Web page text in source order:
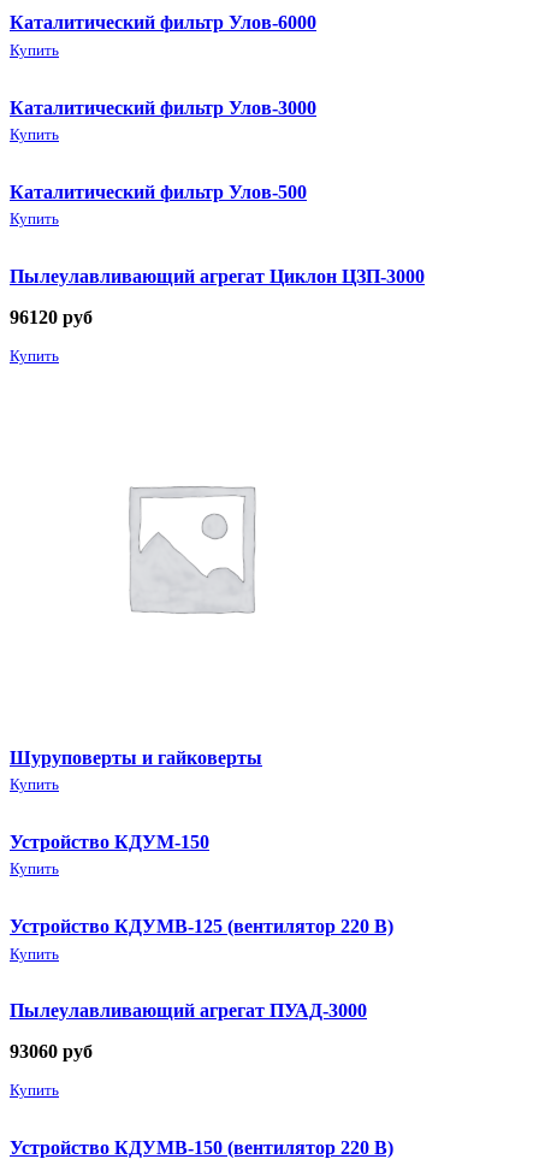
Каталитический фильтр Улов-6000
Купить
Каталитический фильтр Улов-3000
Купить
Каталитический фильтр Улов-500
Купить
Пылеулавливающий агрегат Циклон ЦЗП-3000
96120 руб
Купить
Шуруповерты и гайковерты
Купить
Устройство КДУМ-150
Купить
Устройство КДУМВ-125 (вентилятор 220 В)
Купить
Пылеулавливающий агрегат ПУАД-3000
93060 руб
Купить
Устройство КДУМВ-150 (вентилятор 220 В)